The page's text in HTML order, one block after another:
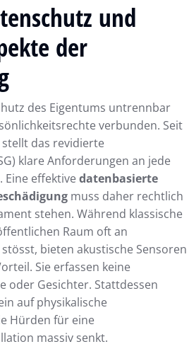
und
der
des Eigentums untrennbar
verbunden. Seit
stellt das revidierte
klare Anforderungen an jede
Eine effektivedatenbasierte
muss daher rechtlich
stehen. Während klassische
Raum oft an
bieten akustische Sensoren
Sie erfassen keine
oder Gesichter. Stattdessen
auf physikalische
Hürden für eine
massiv senkt.